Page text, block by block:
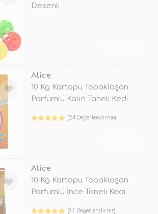
Desenli
Alice
10 Kg Kartopu Topaklaşan
Parfümlü Kalın Taneli Kedi
(24 Değerlendirme)
Alice
10 Kg Kartopu Topaklaşan
Parfümlü İnce Taneli Kedi
(87 Değerlendirme)